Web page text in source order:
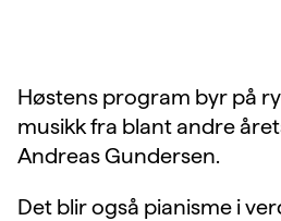
Høstens program byr på
musikk fra blant andre
Andreas Gundersen.
Det blir også pianisme i